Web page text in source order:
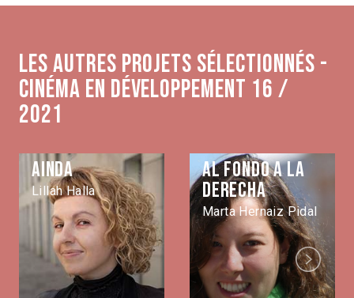
Les autres projets sélectionnés -
Cinéma en développement 16 /
2021
Ainda
Lillah Halla
Al fondo a la
derecha
Marta Hernaiz Pidal
Next